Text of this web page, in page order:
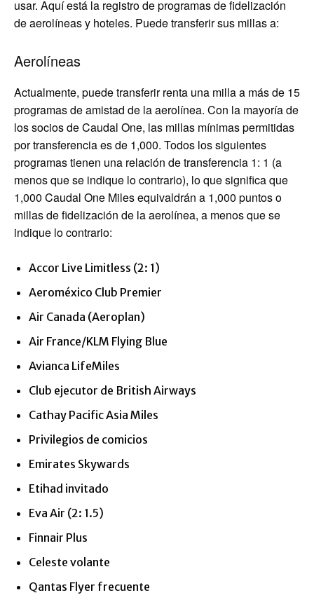
usar. Aquí está la registro de programas de fidelización
de aerolíneas y hoteles. Puede transferir sus millas a:
Aerolíneas
Actualmente, puede transferir renta una milla a más de 15
programas de amistad de la aerolínea. Con la mayoría de
los socios de Caudal One, las millas mínimas permitidas
por transferencia es de 1,000. Todos los siguientes
programas tienen una relación de transferencia 1: 1 (a
menos que se indique lo contrario), lo que significa que
1,000 Caudal One Miles equivaldrán a 1,000 puntos o
millas de fidelización de la aerolínea, a menos que se
indique lo contrario:
Accor Live Limitless (2: 1)
Aeroméxico Club Premier
Air Canada (Aeroplan)
Air France/KLM Flying Blue
Avianca LifeMiles
Club ejecutor de British Airways
Cathay Pacific Asia Miles
Privilegios de comicios
Emirates Skywards
Etihad invitado
Eva Air (2: 1.5)
Finnair Plus
Celeste volante
Qantas Flyer frecuente